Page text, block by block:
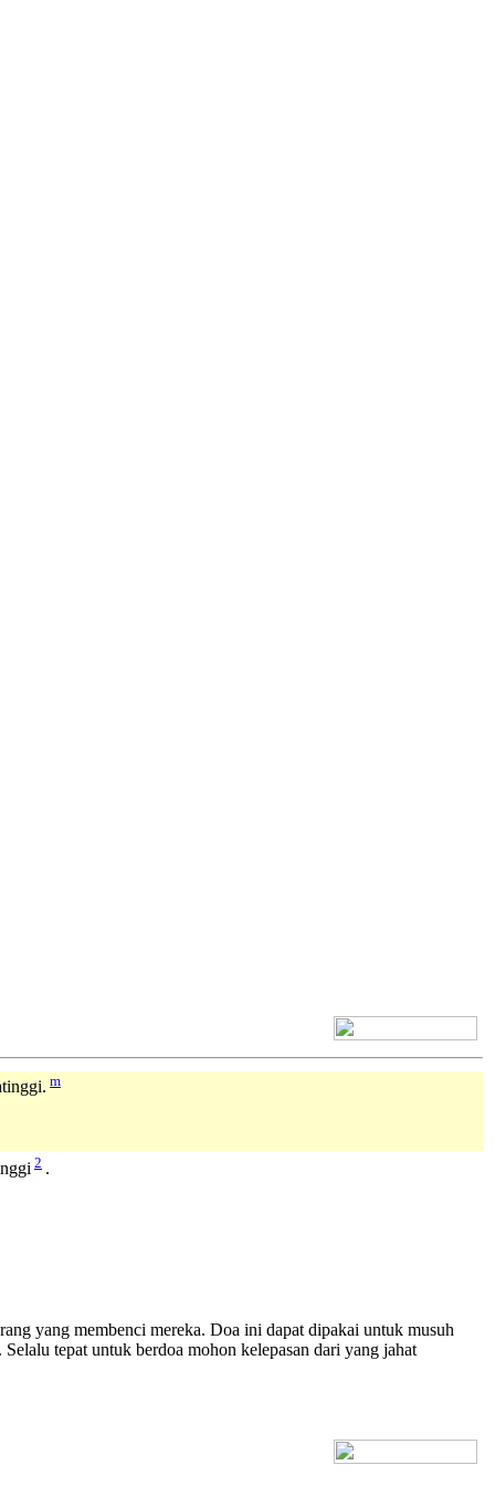
m
2 .
yang membenci mereka. Doa ini dapat dipakai untuk musuh
Selalu tepat untuk berdoa mohon kelepasan dari yang jahat